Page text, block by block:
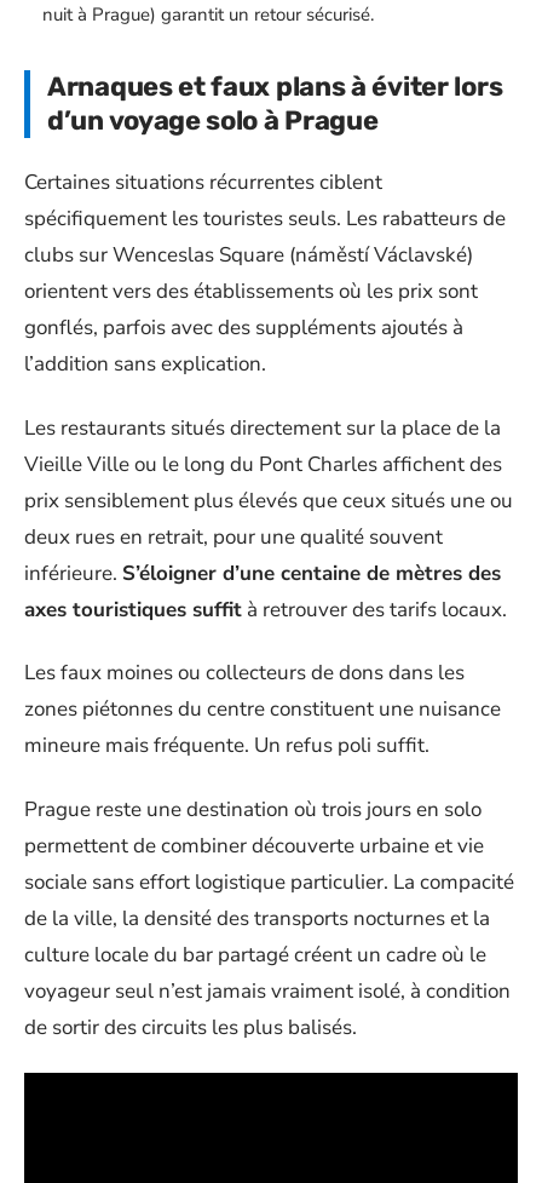
nuit à Prague) garantit un retour sécurisé.
Arnaques et faux plans à éviter lors
d’un voyage solo à Prague
Certaines situations récurrentes ciblent
spécifiquement les touristes seuls. Les rabatteurs de
clubs sur Wenceslas Square (náměstí Václavské)
orientent vers des établissements où les prix sont
gonflés, parfois avec des suppléments ajoutés à
l’addition sans explication.
Les restaurants situés directement sur la place de la
Vieille Ville ou le long du Pont Charles affichent des
prix sensiblement plus élevés que ceux situés une ou
deux rues en retrait, pour une qualité souvent
inférieure. S’éloigner d’une centaine de mètres des
axes touristiques suffit à retrouver des tarifs locaux.
Les faux moines ou collecteurs de dons dans les
zones piétonnes du centre constituent une nuisance
mineure mais fréquente. Un refus poli suffit.
Prague reste une destination où trois jours en solo
permettent de combiner découverte urbaine et vie
sociale sans effort logistique particulier. La compacité
de la ville, la densité des transports nocturnes et la
culture locale du bar partagé créent un cadre où le
voyageur seul n’est jamais vraiment isolé, à condition
de sortir des circuits les plus balisés.